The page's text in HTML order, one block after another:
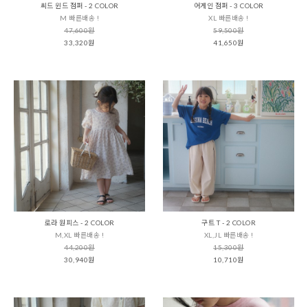
씨드 윈드 점퍼 - 2 COLOR
M 빠른배송 !
47,600원
33,320원
어게인 점퍼 - 3 COLOR
XL 빠른배송 !
59,500원
41,650원
로라 원피스 - 2 COLOR
M,XL 빠른배송 !
44,200원
30,940원
구트 T - 2 COLOR
XL,JL 빠른배송 !
15,300원
10,710원